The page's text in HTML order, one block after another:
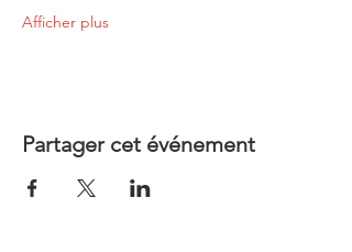
Afficher plus
Partager cet événement